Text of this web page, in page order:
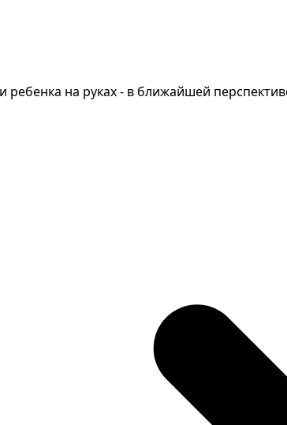
ребенка на руках - в ближайшей